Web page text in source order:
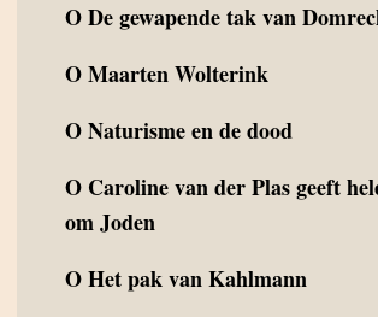
ODe gewapende tak van
OMaarten Wolterink
ONaturisme en de dood
O Caroline van der Plas geeft
om Joden
OHet pak van Kahlmann